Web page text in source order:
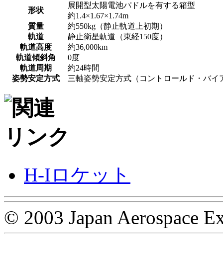
形状
展開型太陽電池パドルを有する箱型
約1.4×1.67×1.74m
質量
約550kg（静止軌道上初期）
軌道
静止衛星軌道（東経150度）
軌道高度
約36,000km
軌道傾斜角
0度
軌道周期
約24時間
姿勢安定方式
三軸姿勢安定方式（コントロールド・バイ
H-Iロケット
© 2003 Japan Aerospace